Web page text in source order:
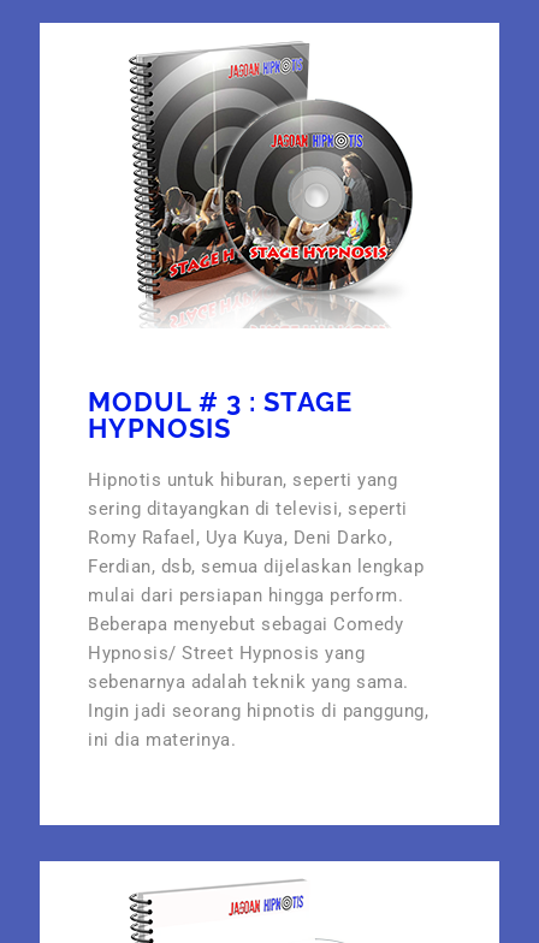
MODUL # 3 : STAGE
HYPNOSIS
Hipnotis untuk hiburan, seperti yang
sering ditayangkan di televisi, seperti
Romy Rafael, Uya Kuya, Deni Darko,
Ferdian, dsb, semua dijelaskan lengkap
mulai dari persiapan hingga perform.
Beberapa menyebut sebagai Comedy
Hypnosis/ Street Hypnosis yang
sebenarnya adalah teknik yang sama.
Ingin jadi seorang hipnotis di panggung,
ini dia materinya.